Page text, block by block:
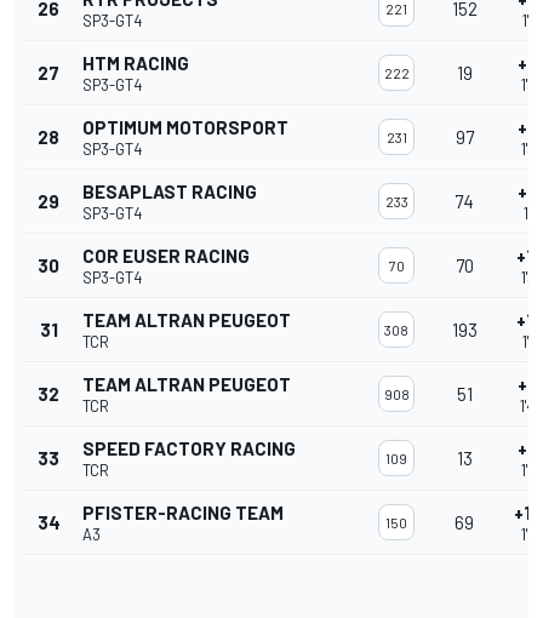
26
SP3-GT4
221 152
27 HTM RACING
SP3-GT4
222 19
28 OPTIMUM MOTORSPORT
SP3-GT4
231 97
29 BESAPLAST RACING
SP3-GT4
233 74
30 COR EUSER RACING
SP3-GT4
70 70
31 TEAM ALTRAN PEUGEOT
TCR
308 193
32 TEAM ALTRAN PEUGEOT
TCR
908 51
33 SPEED FACTORY RACING
TCR
109 13
34 PFISTER-RACING TEAM
A3
150 69